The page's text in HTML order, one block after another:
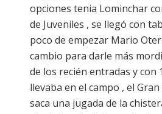
opciones tenia Lominchar
de Juveniles , se llegó con
poco de empezar Mario
cambio para darle más
de los recién entradas y con
llevaba en el campo , el
saca una jugada de la